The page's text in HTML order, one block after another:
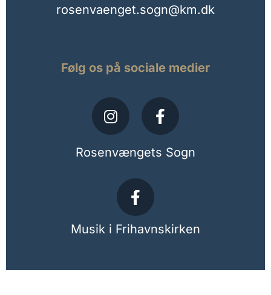
rosenvaenget.sogn@km.dk
Følg os på sociale medier
Rosenvængets Sogn
Musik i Frihavnskirken